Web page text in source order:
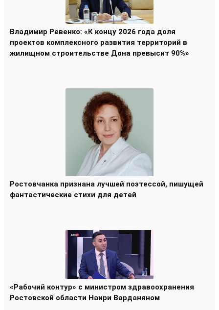
Владимир Ревенко: «К концу 2026 года доля
проектов комплексного развития территорий в
жилищном строительстве Дона превысит 90%»
Ростовчанка признана лучшей поэтессой, пишущей
фантастические стихи для детей
«Рабочий контур» с министром здравоохранения
Ростовской области Наири Варданяном